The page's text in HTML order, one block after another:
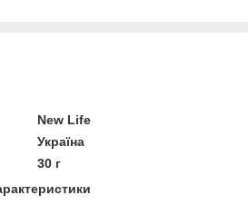
New Life
Україна
30 г